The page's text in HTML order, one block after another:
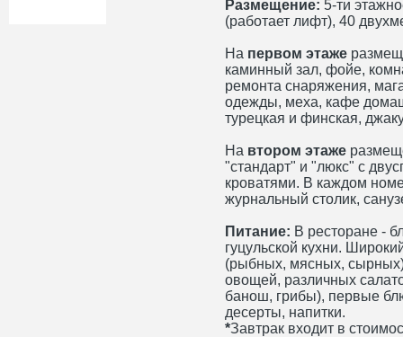
Размещение: 5-ти
(работает лифт), 40
На первом этаже
каминный зал, фойе,
ремонта снаряжения,
одежды, меха, кафе
турецкая и финская,
На втором этаже
"стандарт" и "люкс" с
кроватями. В каждом
журнальный столик,
Питание: В ресторане -
гуцульской кухни.
(рыбных, мясных,
овощей, различных
банош, грибы), первые
десерты, напитки.
*Завтрак входит в